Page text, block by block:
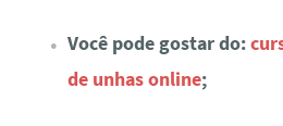
Você pode gostar do:
de unhas online;